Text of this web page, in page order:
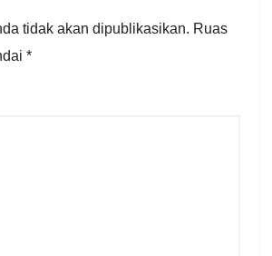
tidak akan dipublikasikan. Ruas
*